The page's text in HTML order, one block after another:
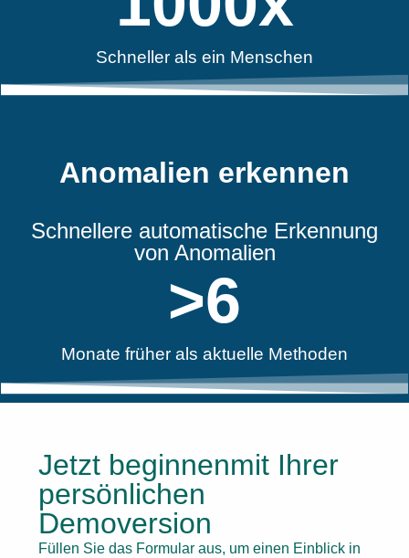
Schneller als ein Menschen
Anomalien erkennen
Schnellere automatische Erkennung
von Anomalien
Monate früher als aktuelle Methoden
>6
Jetzt beginnenmit Ihrer
persönlichen
Demoversion
Füllen Sie das Formular aus, um einen Einblick in